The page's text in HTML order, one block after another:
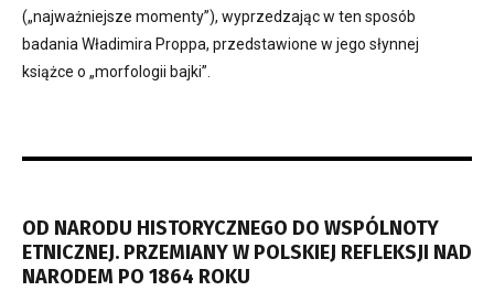
(„najważniejsze momenty”), wyprzedzając w ten sposób
badania Władimira Proppa, przedstawione w jego słynnej
książce o „morfologii bajki”.
OD NARODU HISTORYCZNEGO DO WSPÓLNOTY
ETNICZNEJ. PRZEMIANY W POLSKIEJ REFLEKSJI NAD
NARODEM PO 1864 ROKU